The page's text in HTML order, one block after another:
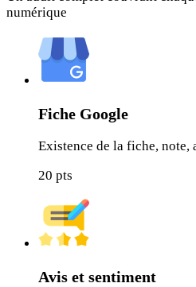
numérique
Fiche Google
Existence de la fiche, note,
20 pts
Avis et sentiment